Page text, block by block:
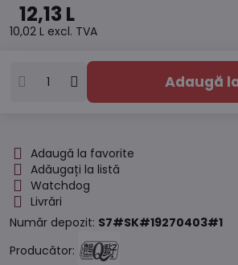
12,13 L
10,02 L excl. TVA
Adaugă
Adaugă la favorite
Adăugați la listă
Watchdog
Livrări
Număr depozit: S7#SK#19270403#1
Producător: